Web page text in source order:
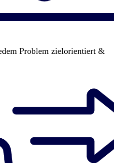
Problem zielorientiert &